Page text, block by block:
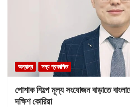
অন্যান্য সদ্য প্রকাশিত
পোশাক শিল্পে মূল্য সংযোজন বাড়াতে
দক্ষিণ কোরিয়া